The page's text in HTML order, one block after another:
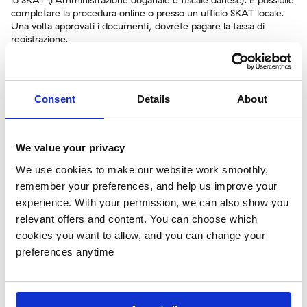
Consent Details About
We value your privacy
We use cookies to make our website work smoothly,
remember your preferences, and help us improve your
experience. With your permission, we can also show you
relevant offers and content. You can choose which
cookies you want to allow, and you can change your
preferences anytime
completare la procedura online o presso un ufficio SKAT locale.
Una volta approvati i documenti, dovrete pagare la tassa di
registrazione.
8. Ricevere le targhe e i documenti di immatricolazione:
Una volta che l'auto è stata registrata con successo, riceverete il
certificato di immatricolazione (Blåt Kort) e le targhe danesi.
sulle strade danesi.
Il certificato di conformità è un documento essenziale per
importare e immatricolare un'auto in Danimarca. Dimostra che
l'auto è conforme agli standard dell'Unione Europea in materia di
sicurezza, emissioni e altre norme tecniche. Senza un COC, il
processo di immatricolazione può subire notevoli ritardi, in quanto
potrebbero essere necessarie ulteriori ispezioni o pratiche
burocratiche.
Ordinare un certificato di conformità a 321COC